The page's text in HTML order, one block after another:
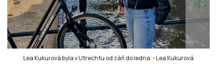
Lea Kukurová byla v Utrechtu od září do ledna.-Lea Kukurová